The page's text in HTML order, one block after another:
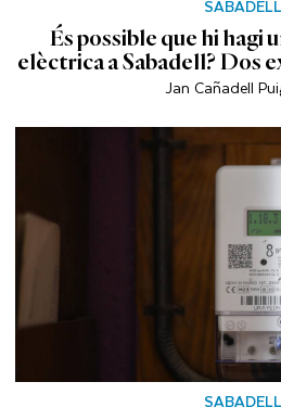
SABADELL
És possible que hi hagi
elèctrica a Sabadell? Dos
Jan Cañadell
SABADELL